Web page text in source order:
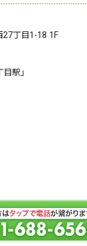
27丁目1-18 1F
駅」